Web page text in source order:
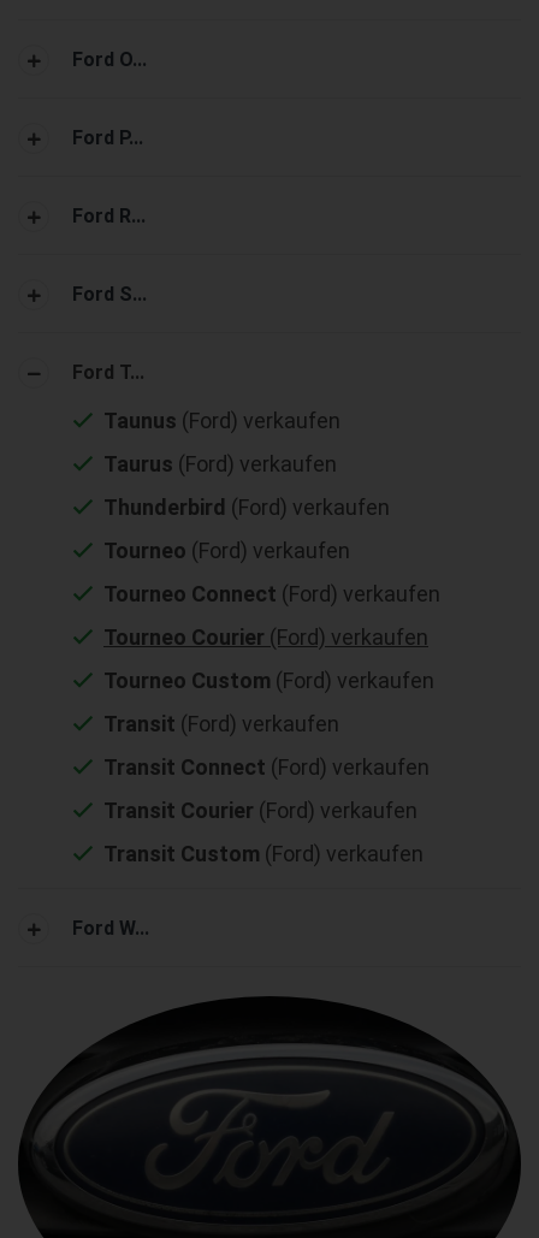
Ford O...
Ford P...
Ford R...
Ford S...
Ford T...
Taunus (Ford) verkaufen
Taurus (Ford) verkaufen
Thunderbird (Ford) verkaufen
Tourneo (Ford) verkaufen
Tourneo Connect (Ford) verkaufen
Tourneo Courier (Ford) verkaufen
Tourneo Custom (Ford) verkaufen
Transit (Ford) verkaufen
Transit Connect (Ford) verkaufen
Transit Courier (Ford) verkaufen
Transit Custom (Ford) verkaufen
Ford W...